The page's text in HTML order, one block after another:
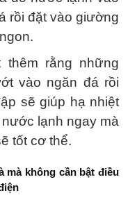
rồi đặt vào giường
rằng những
vào ngăn đá rồi
sẽ giúp hạ nhiệt
lạnh ngay mà
tốt cơ thể.
mà không cần bật điều